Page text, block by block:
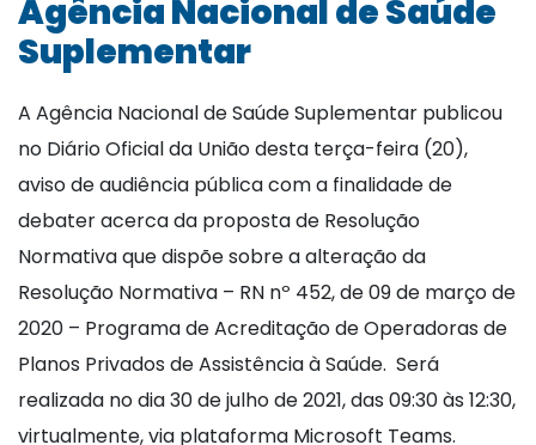
Agência Nacional de Saúde
Suplementar
A Agência Nacional de Saúde Suplementar publicou
no Diário Oficial da União desta terça-feira (20),
aviso de audiência pública com a finalidade de
debater acerca da proposta de Resolução
Normativa que dispõe sobre a alteração da
Resolução Normativa – RN nº 452, de 09 de março de
2020 – Programa de Acreditação de Operadoras de
Planos Privados de Assistência à Saúde. Será
realizada no dia 30 de julho de 2021, das 09:30 às 12:30,
virtualmente, via plataforma Microsoft Teams.